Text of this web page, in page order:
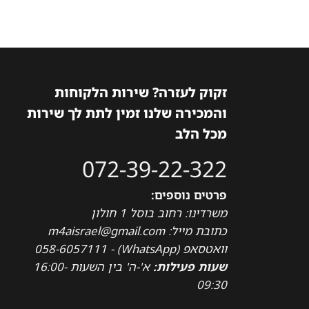
זקוק לעזרה? שירות הלקוחות
והמכירה שלנו זמין לתת לך שירות
מכל הלב
072-39-22-322
פרטים נוספים:
משרדינו: רחוב בוסל 1 חולון
כתובת מייל: m4aisrael@gmail.com
וואטסאפ (WhatsApp) - 058-6057111
שעות פעילות:
א'-ה' בין השעות 16:00-
09:30